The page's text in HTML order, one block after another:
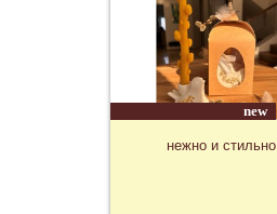
new
нежно и стильно